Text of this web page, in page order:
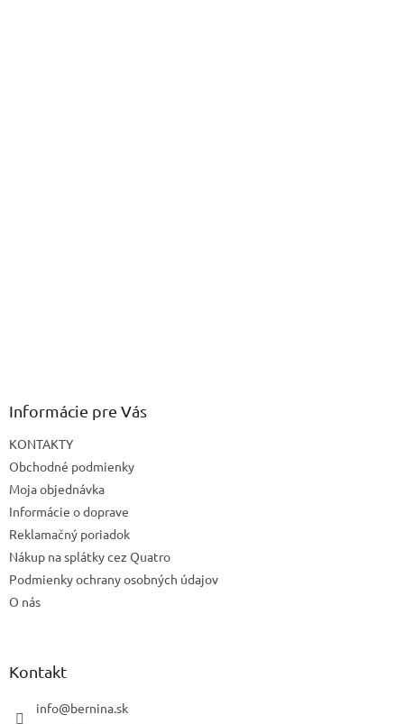
Informácie pre Vás
KONTAKTY
Obchodné podmienky
Moja objednávka
Informácie o doprave
Reklamačný poriadok
Nákup na splátky cez Quatro
Podmienky ochrany osobných údajov
O nás
Kontakt
info@bernina.sk